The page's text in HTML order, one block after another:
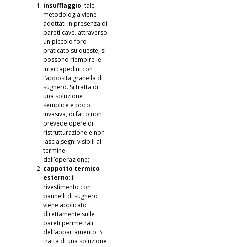
insufflaggio: tale
metodologia viene
adottati in presenza di
pareti cave. attraverso
un piccolo foro
praticato su queste, si
possono riempire le
intercapedini con
l’apposita granella di
sughero. Si tratta di
una soluzione
semplice e poco
invasiva, di fatto non
prevede opere di
ristrutturazione e non
lascia segni visibili al
termine
dell’operazione;
cappotto termico
esterno: il
rivestimento con
pannelli di sughero
viene applicato
direttamente sulle
pareti perimetrali
dell’appartamento. Si
tratta di una soluzione